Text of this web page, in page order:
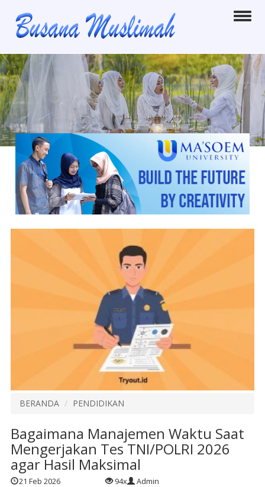
BERANDA PENDIDIKAN
Bagaimana Manajemen Waktu Saat
Mengerjakan Tes TNI/POLRI 2026
agar Hasil Maksimal
21 Feb 2026 94x Admin